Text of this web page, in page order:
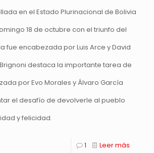
en el Estado Plurinacional de Bolivia
18 de octubre con el triunfo del
fue encabezada por Luis Arce y David
destaca la importante tarea de
por Evo Morales y Álvaro García
el desafío de devolverle al pueblo
y felicidad.
1 Leer más